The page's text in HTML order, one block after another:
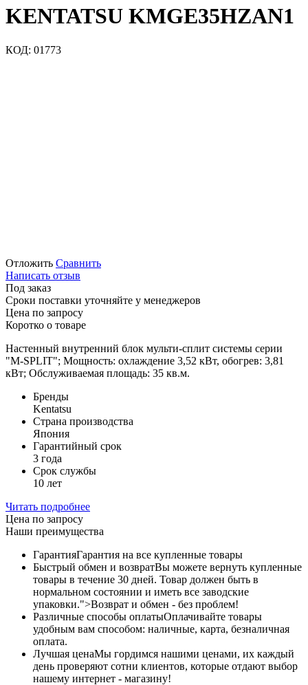
KENTATSU KMGE35HZAN1
КОД: 01773
Отложить Сравнить
Написать отзыв
Под заказ
Сроки поставки уточняйте у менеджеров
Цена по запросу
Коротко о товаре
Настенный внутренний блок мульти-сплит системы серии
"M-SPLIT"; Мощность: охлаждение 3,52 кВт, обогрев: 3,81
кВт; Обслуживаемая площадь: 35 кв.м.
Бренды
Kentatsu
Страна производства
Япония
Гарантийный срок
3 года
Срок службы
10 лет
Читать подробнее
Цена по запросу
Наши преимущества
ГарантияГарантия на все купленные товары
Быстрый обмен и возвратВы можете вернуть купленные
товары в течение 30 дней. Товар должен быть в
нормальном состоянии и иметь все заводские
упаковки.">Возврат и обмен - без проблем!
Различные способы оплатыОплачивайте товары
удобным вам способом: наличные, карта, безналичная
оплата.
Лучшая ценаМы гордимся нашими ценами, их каждый
день проверяют сотни клиентов, которые отдают выбор
нашему интернет - магазину!